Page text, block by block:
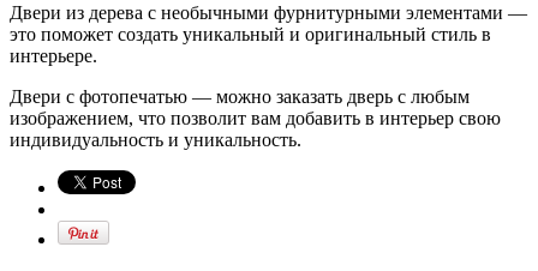
Двери из дерева с необычными фурнитурными элементами —
это поможет создать уникальный и оригинальный стиль в
интерьере.
Двери с фотопечатью — можно заказать дверь с любым
изображением, что позволит вам добавить в интерьер свою
индивидуальность и уникальность.